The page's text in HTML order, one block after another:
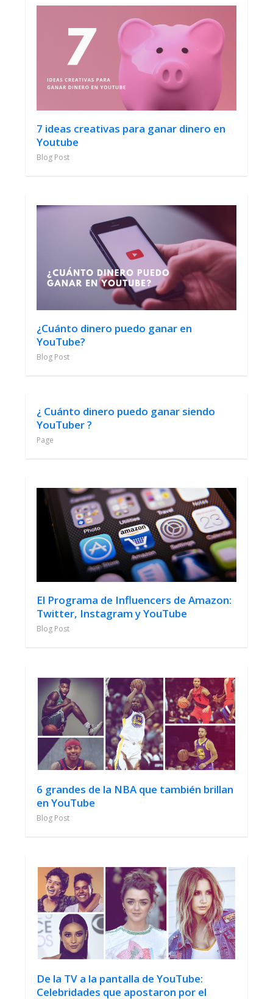
7 ideas creativas para ganar dinero en
Youtube
Blog Post
¿Cuánto dinero puedo ganar en
YouTube?
Blog Post
¿ Cuánto dinero puedo ganar siendo
YouTuber ?
Page
El Programa de Influencers de Amazon:
Twitter, Instagram y YouTube
Blog Post
6 grandes de la NBA que también brillan
en YouTube
Blog Post
De la TV a la pantalla de YouTube:
Celebridades que apostaron por el